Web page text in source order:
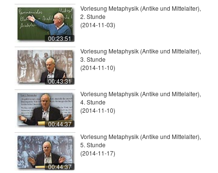
00:23:51
Vorlesung Metaphysik (Antike und Mittelalter),
2. Stunde
(2014-11-03)
00:43:31
Vorlesung Metaphysik (Antike und Mittelalter),
3. Stunde
(2014-11-10)
00:44:37
Vorlesung Metaphysik (Antike und Mittelalter),
4. Stunde
(2014-11-10)
00:44:37
Vorlesung Metaphysik (Antike und Mittelalter),
5. Stunde
(2014-11-17)